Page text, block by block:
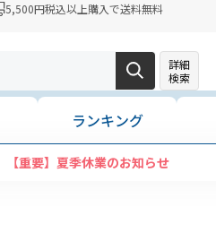
5,500円税込以上購入で送料無料
詳細
検索
ランキング
【重要】夏季休業のお知らせ